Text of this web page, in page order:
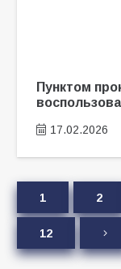
Пунктом
17.02.2026
1 2
12